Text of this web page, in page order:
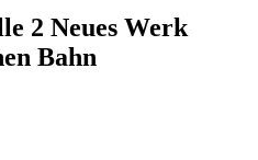
2 Neues Werk
Bahn